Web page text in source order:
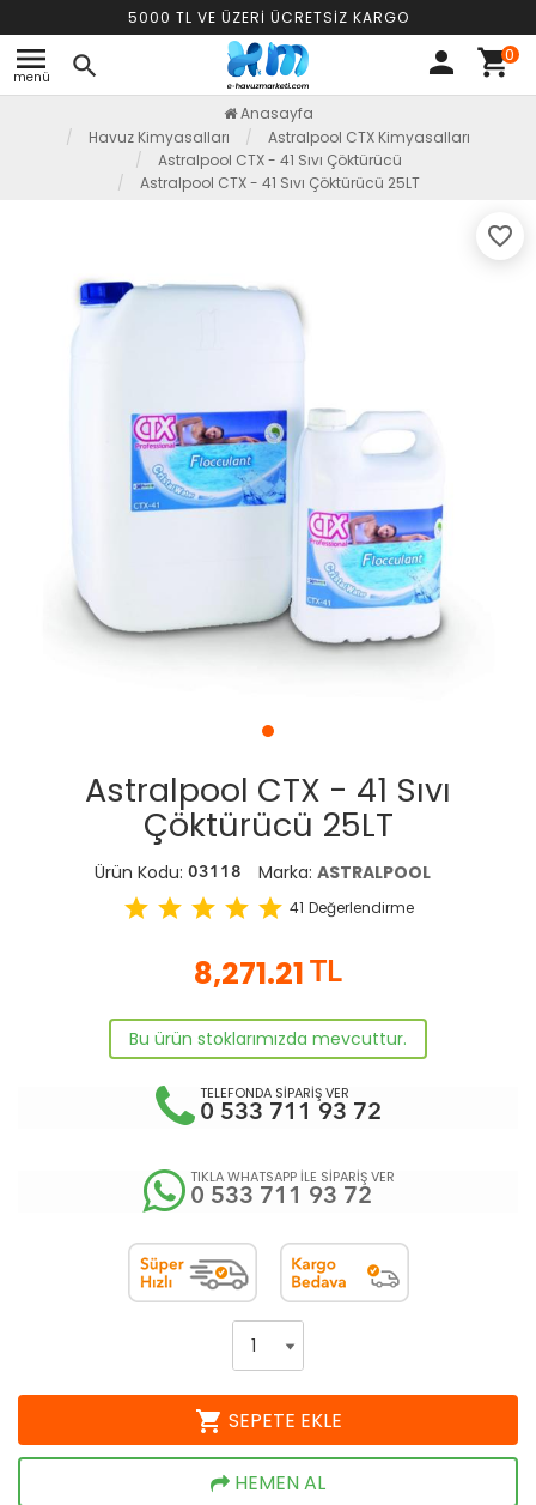
5000 TL VE ÜZERİ ÜCRETSİZ KARGO
menu
menü search person shopping_cart0
Anasayfa
Havuz Kimyasalları
Astralpool CTX Kimyasalları
Astralpool CTX - 41 Sıvı Çöktürücü
Astralpool CTX - 41 Sıvı Çöktürücü 25LT
favorite_border
Astralpool CTX - 41 Sıvı
Çöktürücü 25LT
Ürün Kodu: 03118 Marka: ASTRALPOOL
star star star star star 41 Değerlendirme
8,271.21 TL
Bu ürün stoklarımızda mevcuttur.
TELEFONDA SİPARİŞ VER
0 533 711 93 72
TIKLA WHATSAPP İLE SİPARİŞ VER
0 533 711 93 72
shopping_cart SEPETE EKLE
HEMEN AL